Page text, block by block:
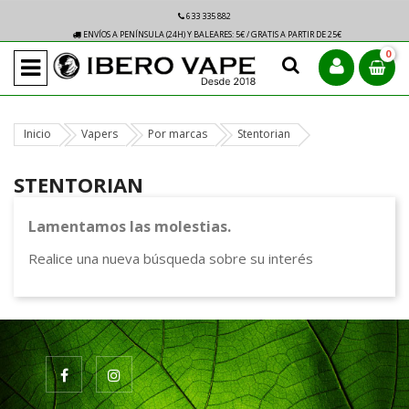
633 335 882
ENVÍOS A PENÍNSULA (24H) Y BALEARES: 5€ / GRATIS A PARTIR DE 25€
0
Inicio Vapers Por marcas Stentorian
STENTORIAN
Lamentamos las molestias.
Realice una nueva búsqueda sobre su interés